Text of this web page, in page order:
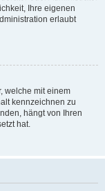
Ihre eigenen
erlaubt
welche mit einem
kennzeichnen zu
hängt von Ihren
hat.